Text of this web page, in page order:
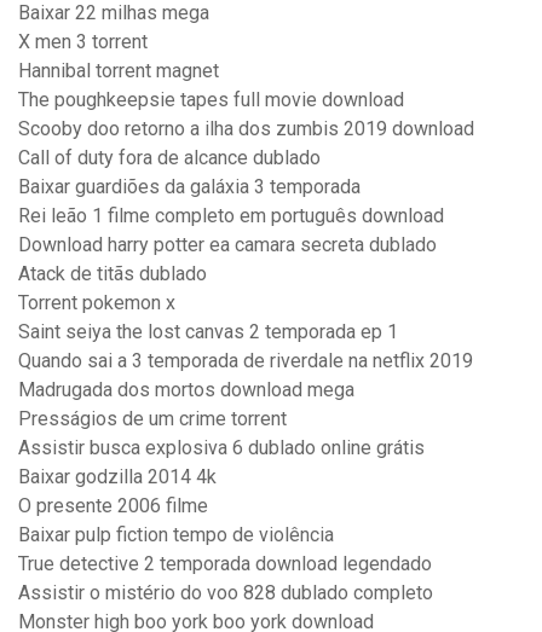
Baixar 22 milhas mega
X men 3 torrent
Hannibal torrent magnet
The poughkeepsie tapes full movie download
Scooby doo retorno a ilha dos zumbis 2019 download
Call of duty fora de alcance dublado
Baixar guardiões da galáxia 3 temporada
Rei leão 1 filme completo em português download
Download harry potter ea camara secreta dublado
Atack de titãs dublado
Torrent pokemon x
Saint seiya the lost canvas 2 temporada ep 1
Quando sai a 3 temporada de riverdale na netflix 2019
Madrugada dos mortos download mega
Presságios de um crime torrent
Assistir busca explosiva 6 dublado online grátis
Baixar godzilla 2014 4k
O presente 2006 filme
Baixar pulp fiction tempo de violência
True detective 2 temporada download legendado
Assistir o mistério do voo 828 dublado completo
Monster high boo york boo york download